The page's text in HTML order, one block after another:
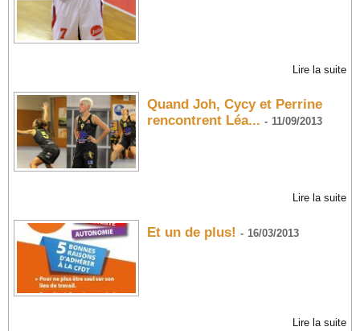
Lire la suite
Quand Joh, Cycy et Perrine
rencontrent Léa... - 11/09/2013
Lire la suite
Et un de plus! - 16/03/2013
Lire la suite